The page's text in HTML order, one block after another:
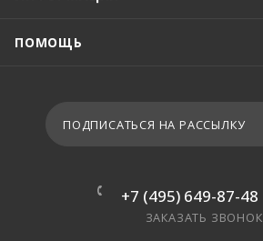
ПОМОЩЬ
ПОДПИСАТЬСЯ НА РАССЫЛКУ
+7 (495) 649-87-48
ЗАКАЗАТЬ ЗВОНОК